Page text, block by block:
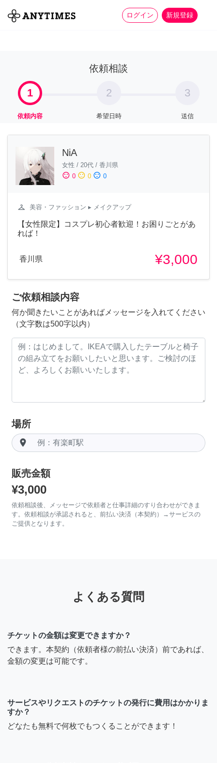
ログイン 新規登録
全て 家事 more_horiz
依頼相談
1
依頼内容
2
希望日時
3
送信
NiA
女性 / 20代 / 香川県
sentiment_satisfied 0 sentiment_neutral 0 sentiment_dissatisfied 0
checkroom 美容・ファッション ▸ メイクアップ
【女性限定】コスプレ初心者歓迎！お困りごとがあ
れば！
香川県 ¥3,000
ご依頼相談内容
何か聞きたいことがあればメッセージを入れてください
（文字数は500字以内）
場所
room
販売金額
¥3,000
依頼相談後、メッセージで依頼者と仕事詳細のすり合わせができま
す。依頼相談が承認されると、前払い決済（本契約）→サービスの
ご提供となります。
よくある質問
チケットの金額は変更できますか？
できます。本契約（依頼者様の前払い決済）前であれば、
金額の変更は可能です。
サービスやリクエストのチケットの発行に費用はかかりま
すか？
どなたも無料で何枚でもつくることができます！